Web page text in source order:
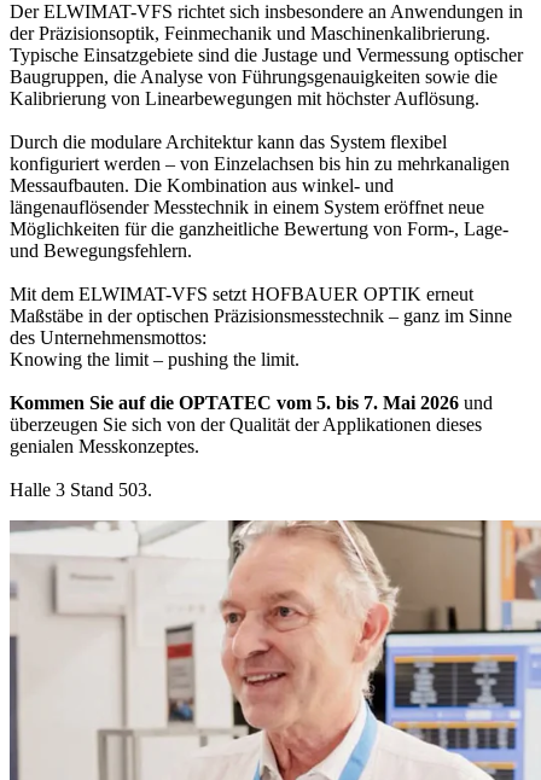
Der ELWIMAT-VFS richtet sich insbesondere an Anwendungen in
der Präzisionsoptik, Feinmechanik und Maschinenkalibrierung.
Typische Einsatzgebiete sind die Justage und Vermessung optischer
Baugruppen, die Analyse von Führungsgenauigkeiten sowie die
Kalibrierung von Linearbewegungen mit höchster Auflösung.
Durch die modulare Architektur kann das System flexibel
konfiguriert werden – von Einzelachsen bis hin zu mehrkanaligen
Messaufbauten. Die Kombination aus winkel- und
längenauflösender Messtechnik in einem System eröffnet neue
Möglichkeiten für die ganzheitliche Bewertung von Form-, Lage-
und Bewegungsfehlern.
Mit dem ELWIMAT-VFS setzt HOFBAUER OPTIK erneut
Maßstäbe in der optischen Präzisionsmesstechnik – ganz im Sinne
des Unternehmensmottos:
Knowing the limit – pushing the limit.
Kommen Sie auf die OPTATEC vom 5. bis 7. Mai 2026 und
überzeugen Sie sich von der Qualität der Applikationen dieses
genialen Messkonzeptes.
Halle 3 Stand 503.